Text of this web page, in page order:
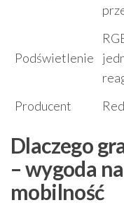
Podświetlenie
Producent
Dlaczego
– wygoda
mobilność